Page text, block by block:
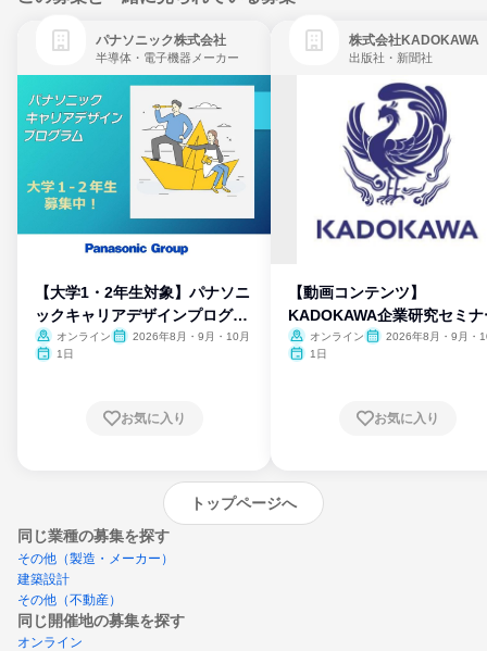
パナソニック株式会社
半導体・電子機器メーカー
【大学1・2年生対象】パナソニ
ックキャリアデザインプログラ
ム
オンライン
2026年8月・9月・10月
1日
お気に入り
株式会社KADOKAWA
出版社・新聞社
【動画コンテンツ】
KADOKAWA企業研究セミナ
オンライン
2026年8月・9月・
1日
お気に入り
トップページへ
同じ業種の募集を探す
その他（製造・メーカー）
建築設計
その他（不動産）
同じ開催地の募集を探す
オンライン